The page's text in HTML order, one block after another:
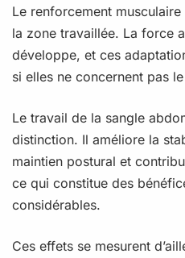
Le renforcement
la zone travaillée. La force
développe, et ces
si elles ne concernent pas
Le travail de la sangle
distinction. Il améliore la
maintien postural et
ce qui constitue des
considérables.
Ces effets se mesurent